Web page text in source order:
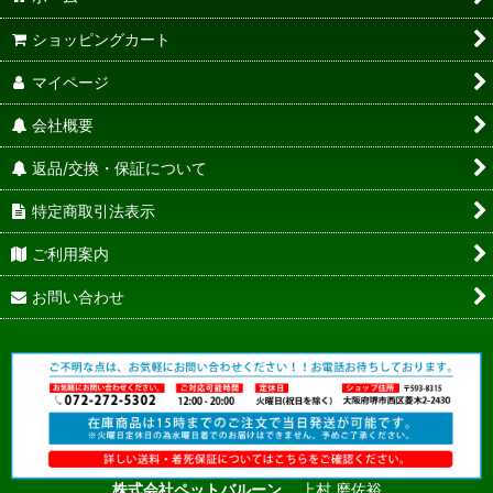
ショッピングカート
マイページ
会社概要
返品/交換・保証について
特定商取引法表示
ご利用案内
お問い合わせ